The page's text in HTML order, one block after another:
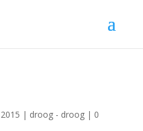
| droog - droog| 0